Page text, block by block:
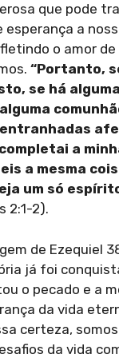
que pode
a
o amor de
“Portanto,
se há
a
a mesma
um só
2:1-2).
de Ezequiel
já foi
o pecado e a
da vida
certeza,
da vida